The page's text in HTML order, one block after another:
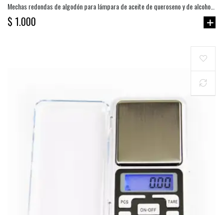
Mechas redondas de algodón para lámpara de aceite de queroseno y de alcohol.
(15cm).
$ 1.000